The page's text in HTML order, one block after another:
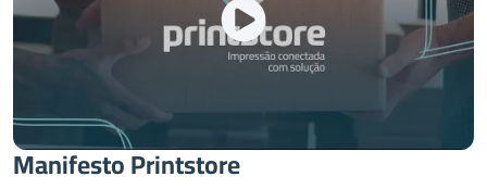
Manifesto Printstore